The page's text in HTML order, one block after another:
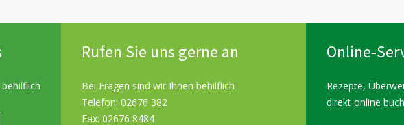
Rufen Sie uns gerne an
Bei Fragen sind wir Ihnen behilflich
Telefon: 02676 382
Fax: 02676 8484
Online-
Rezepte,
direkt online